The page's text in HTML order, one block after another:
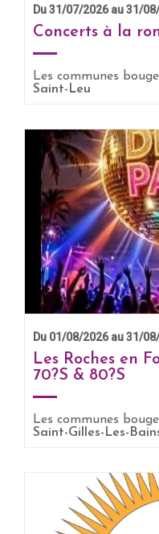
Du 31/07/2026 au 31/
Concerts à la
Les communes
Saint-Leu
Du 01/08/2026 au 31/
Les Roches en
70?S & 80?S
Les communes
Saint-Gilles-Les-